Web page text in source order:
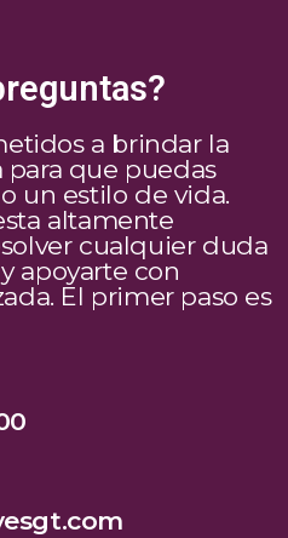
a brindar la
para que puedas
un estilo de vida.
altamente
cualquier duda
apoyarte con
El primer paso es